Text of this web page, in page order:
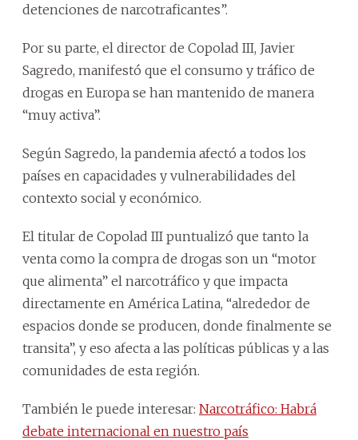
detenciones de narcotraficantes”.
Por su parte, el director de Copolad III, Javier
Sagredo, manifestó que el consumo y tráfico de
drogas en Europa se han mantenido de manera
“muy activa”.
Según Sagredo, la pandemia afectó a todos los
países en capacidades y vulnerabilidades del
contexto social y económico.
El titular de Copolad III puntualizó que tanto la
venta como la compra de drogas son un “motor
que alimenta” el narcotráfico y que impacta
directamente en América Latina, “alrededor de
espacios donde se producen, donde finalmente se
transita”, y eso afecta a las políticas públicas y a las
comunidades de esta región.
También le puede interesar: Narcotráfico: Habrá
debate internacional en nuestro país